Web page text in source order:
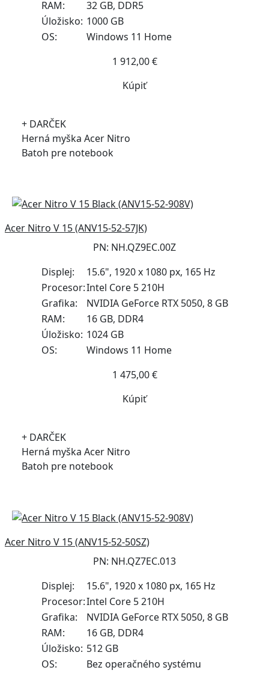
RAM:
32 GB, DDR5
Úložisko: 1000 GB
OS:
Windows 11 Home
1 912,00 €
Kúpiť
+ DARČEK
Herná myška Acer Nitro
Batoh pre notebook
Acer Nitro V 15 (ANV15-52-57JK)
PN: NH.QZ9EC.00Z
Displej:
15.6", 1920 x 1080 px, 165 Hz
Procesor:Intel Core 5 210H
Grafika:
NVIDIA GeForce RTX 5050, 8 GB
RAM:
16 GB, DDR4
Úložisko: 1024 GB
OS:
Windows 11 Home
1 475,00 €
Kúpiť
+ DARČEK
Herná myška Acer Nitro
Batoh pre notebook
Acer Nitro V 15 (ANV15-52-50SZ)
PN: NH.QZ7EC.013
Displej:
15.6", 1920 x 1080 px, 165 Hz
Procesor:Intel Core 5 210H
Grafika:
NVIDIA GeForce RTX 5050, 8 GB
RAM:
16 GB, DDR4
Úložisko: 512 GB
OS:
Bez operačného systému